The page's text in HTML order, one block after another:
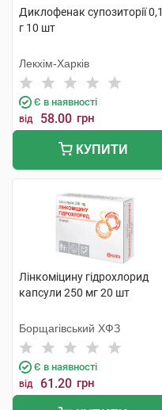
Диклофенак супозиторії 0,1
г 10 шт
Лекхім-Харків
Є в наявності
від 58.00 грн
КУПИТИ
Лінкоміцину гідрохлорид
капсули 250 мг 20 шт
Борщагівський ХФЗ
Є в наявності
від 61.20 грн